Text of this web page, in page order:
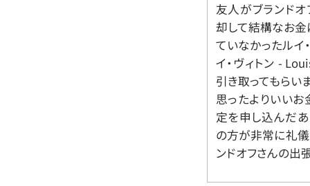
友人がブランド
却して結構なお金
ていなかったルイ
イ・ヴィトン -
引き取ってもらい
思ったよりいいお
定を申し込んだ
の方が非常に礼儀
ンドオフさんの出